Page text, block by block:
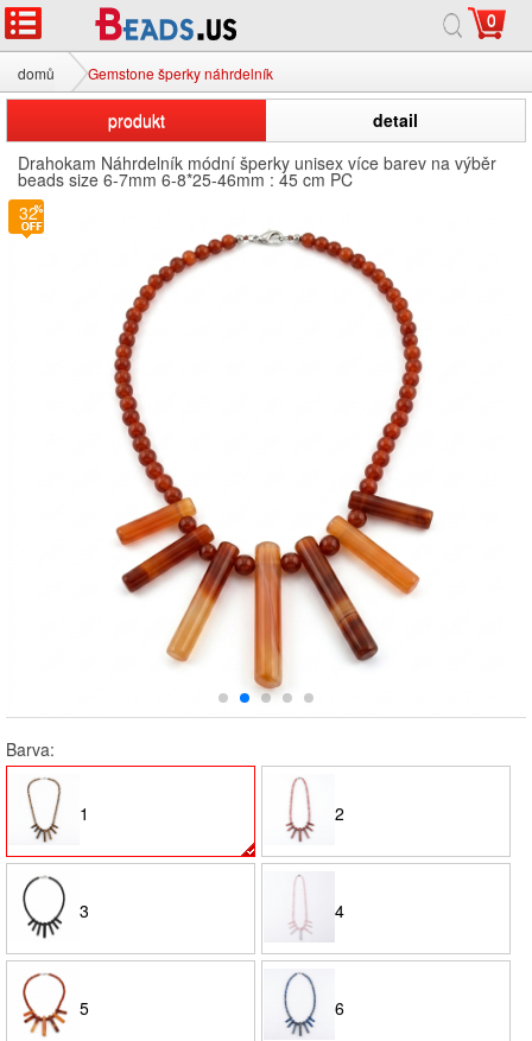
0
domů Gemstone šperky náhrdelník
produkt
detail
Drahokam Náhrdelník módní šperky unisex více barev na výběr
beads size 6-7mm 6-8*25-46mm : 45 cm PC
32
Barva:
1 2
3 4
5 6